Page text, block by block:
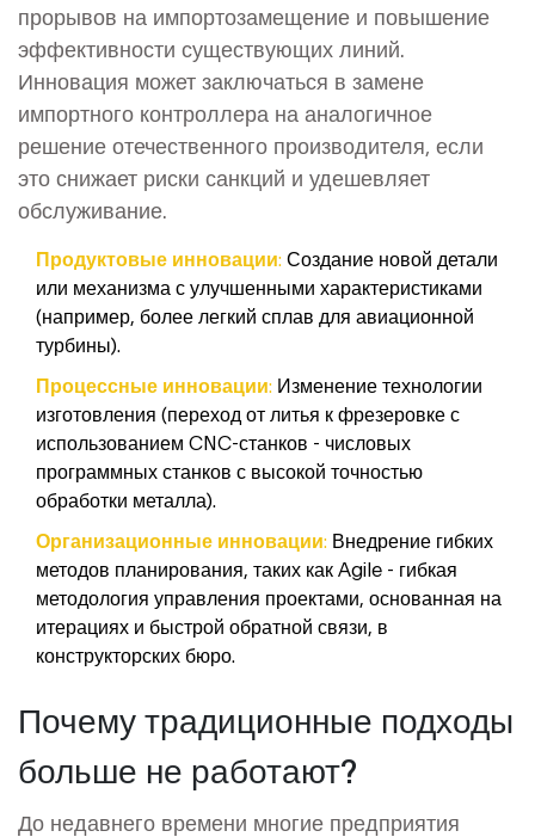
прорывов на импортозамещение и повышение
эффективности существующих линий.
Инновация может заключаться в замене
импортного контроллера на аналогичное
решение отечественного производителя, если
это снижает риски санкций и удешевляет
обслуживание.
Продуктовые инновации:Создание новой детали
или механизма с улучшенными характеристиками
(например, более легкий сплав для авиационной
турбины).
Процессные инновации: Изменение технологии
изготовления (переход от литья к фрезеровке с
использованием CNC-станков - числовых
программных станков с высокой точностью
обработки металла).
Организационные инновации: Внедрение гибких
методов планирования, таких как Agile - гибкая
методология управления проектами, основанная на
итерациях и быстрой обратной связи , в
конструкторских бюро.
Почему традиционные подходы
больше не работают?
До недавнего времени многие предприятия